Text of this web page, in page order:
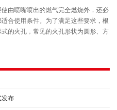
由喷嘴喷出的燃气完全燃烧外，还必
合使用条件。为了满足这些要求，根
的火孔，常见的火孔形状为圆形、方
发布